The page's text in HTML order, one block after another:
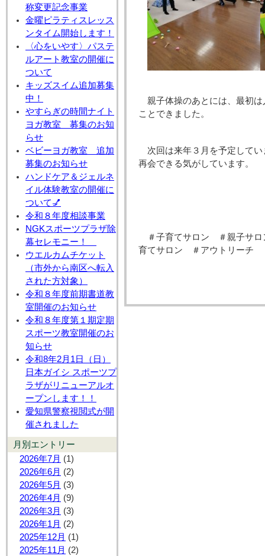
称変更記念事業
金曜ピラティスレッス
ンタイム開始します！
〈心をいやす〉パステ
ルアート教室の開催に
ついて
キッズスイム追加募集
中！
やすらぎの時間ナイト
ヨガ教室 募集のお知
らせ
ベビーヨガ教室 追加
募集のお知らせ
ハンドケア＆ジェルネ
イル体験教室の開催に
ついて💅
令和８年度相談事業
NGKスポーツプラザ除
幕セレモニー！
ウエルカムチケット
（市外から南区へ転入
された方対象）
令和８年度前期書道教
室開催のお知らせ
令和８年度第１期定期
スポーツ教室開催のお
知らせ
令和8年2月1日（日）
日本ガイシ スポーツプ
ラザがリニューアルオ
ープンします！！
愛知県警察視閲式が開
催されました
月別エントリー
2026年7月 (1)
2026年6月 (2)
2026年5月 (3)
2026年4月 (9)
2026年3月 (3)
2026年1月 (2)
2025年12月 (1)
2025年11月 (2)
親子体操のあとには、最初
ことできました。
次回は来年３月を予定して
再会できる気がしています。
＃子育てサロン ＃親子サ
育てサロン ＃アウトリーチ